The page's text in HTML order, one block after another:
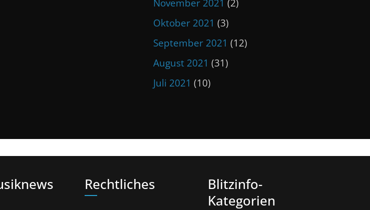
November 2021 (2)
Oktober 2021 (3)
September 2021 (12)
August 2021 (31)
Juli 2021 (10)
Rechtliches
Blitzinfo-
Kategorien